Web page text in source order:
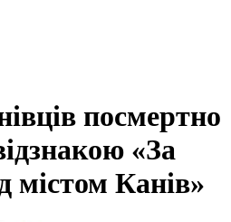
посмертно
«За
містом Канів»